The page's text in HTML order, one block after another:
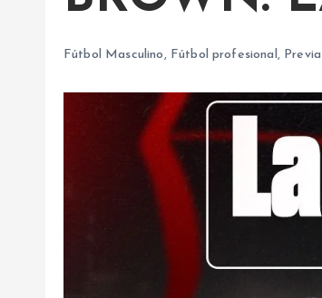
Fútbol Masculino, Fútbol profesional,